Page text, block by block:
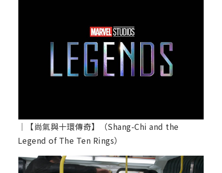
│【尚氣與十環傳奇】（Shang-Chi and the
Legend of The Ten Rings）